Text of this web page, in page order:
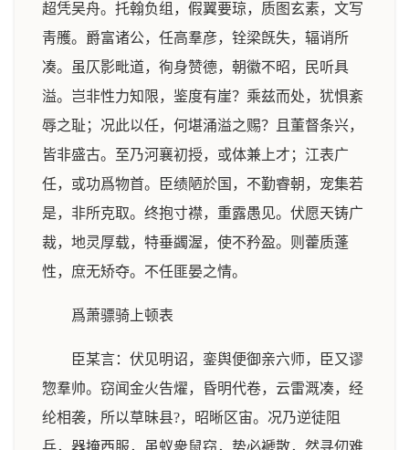
超凭吴舟。托翰负组，假翼要琼，质图玄素，文写
靑雘。爵富诸公，任高羣彦，铨梁旣失，辐诮所
凑。虽仄影毗道，徇身赞德，朝徽不昭，民听具
溢。岂非性力知限，鉴度有崖？乘兹而处，犹惧紊
辱之耻；况此以任，何堪涌溢之赐？且董督条兴，
皆非盛古。至乃河襄初授，或体兼上才；江表广
任，或功爲物首。臣绩陋於国，不勤睿朝，宠集若
是，非所克取。终抱寸襟，重露愚见。伏愿天铸广
裁，地灵厚载，特垂蠲渥，使不矜盈。则藿质蓬
性，庶无矫夺。不任匪晏之情。
爲萧骠骑上顿表
臣某言：伏见明诏，銮舆便御亲六师，臣又谬
惣羣帅。窃闻金火告燿，昏明代卷，云雷溉凑，经
纶相袭，所以草昧县?，昭晰区宙。况乃逆徒阻
兵，器掩西服，虽蚁衆鼠窃，势必褫散，然寻仞难